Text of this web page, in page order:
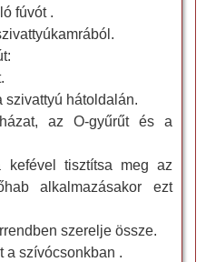
fúvót .
szivattyú hátoldalán.
az O-gyűrűt és a
tisztítsa meg az
alkalmazásakor ezt
szerelje össze.
a szívócsonkban .